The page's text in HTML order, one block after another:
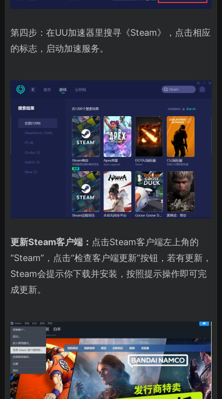
第四步：在UU加速器里搜寻《Steam》，点击相应
的标志，启动加速服务。
更新Steam客户端： 点击Steam客户端左上角的
“Steam”，点击“检查客户端更新”按钮，若有更新，
Steam会提示你下载并安装，按照提示操作即可完
成更新。